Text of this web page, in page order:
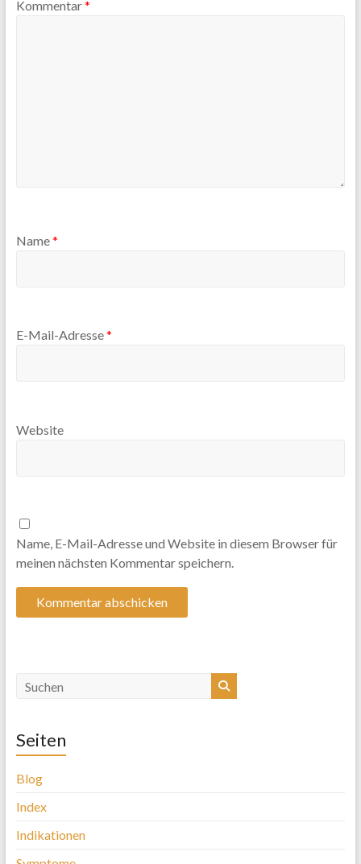
Kommentar*
Name*
E-Mail-Adresse*
Website
Name, E-Mail-Adresse und Website in diesem Browser für
meinen nächsten Kommentar speichern.
Seiten
Blog
Index
Indikationen